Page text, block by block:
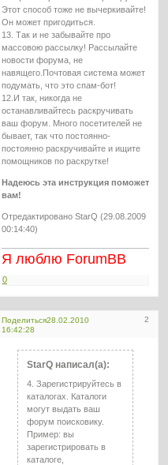
Этот способ тоже не вычеркивайте!
Он может пригодиться.
13. Так и не забывайте про
массовою рассылку! Рассылайте
новости форума, не
навящего.Почтовая система может
подумать, что это спам-бот!
12.И так, никогда не
останавливайтесь раскручивать
ваш форум. Много посетителей не
бывает, так что постоянно-
постоянно раскручивайте и ищите
помощников по раскрутке!
Надеюсь эта инструкция поможет
вам!
Отредактировано StarQ (29.08.2009
00:14:40)
Я люблю ForumBB
0
Поделиться 2
28.02.2010
16:42:28
StarQ написал(а):
4. Зарегистрируйтесь в
каталогах. Каталоги
могут выдать ваш
форум поисковику.
Пример: вы
зарегистрировать в
каталоге,